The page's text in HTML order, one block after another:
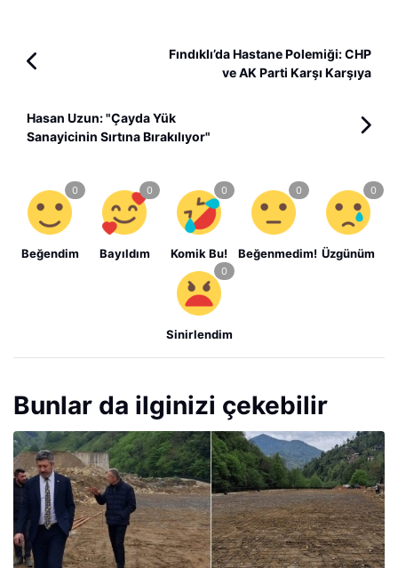
Fındıklı’da Hastane Polemiği: CHP
ve AK Parti Karşı Karşıya
Hasan Uzun: "Çayda Yük
Sanayicinin Sırtına Bırakılıyor"
Beğendim Bayıldım Komik Bu! Beğenmedim! Üzgünüm
Sinirlendim
Bunlar da ilginizi çekebilir